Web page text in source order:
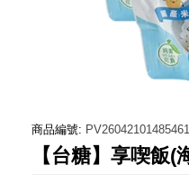
商品編號:
【台糖】享喫飯(